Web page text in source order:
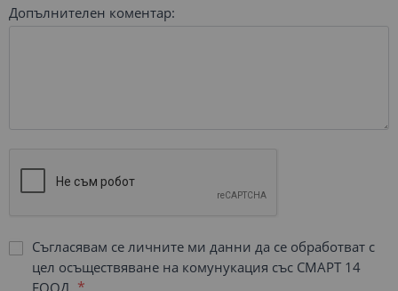
Допълнителен коментар:
Съгласявам се личните ми данни да се обработват с
цел осъществяване на комунукация със СМАРТ 14
ЕООД.